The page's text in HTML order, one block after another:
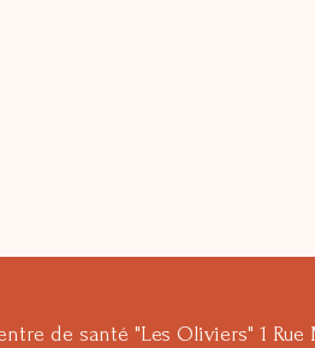
de santé "Les Oliviers" 1